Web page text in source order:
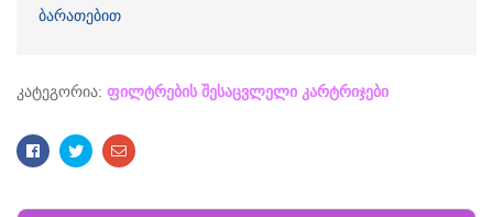
ბარათებით
კატეგორია: ფილტრების შესაცვლელი კარტრიჯები
FacebookTwitterEmail